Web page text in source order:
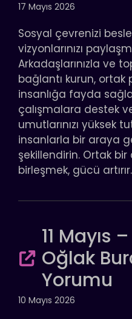
17 Mayıs 2026
Sosyal çevrenizi
vizyonlarınızı
Arkadaşlarınızla ve
bağlantı kurun,
insanlığa fayda
çalışmalara destek
umutlarınızı yüksek
insanlarla bir araya
şekillendirin. Ortak
birleşmek, gücü artırır.
11 Mayıs
Oğlak
Yorumu
10 Mayıs 2026